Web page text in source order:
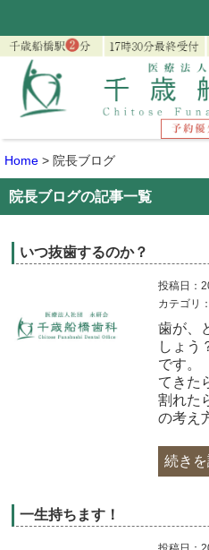
Home > 院長ブログ
院長ブログの記事一覧
いつ抜歯するのか？
投稿日：
カテゴリ：
歯が、
しょう
です。
てきた
割れた
の考え
続き
一生持ちます！